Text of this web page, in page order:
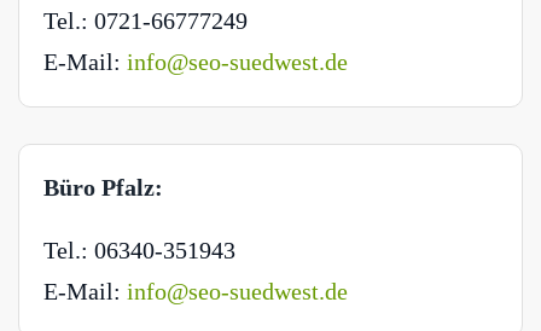
Tel.: 0721-66777249
E-Mail: info@seo-suedwest.de
Büro Pfalz:
Tel.: 06340-351943
E-Mail: info@seo-suedwest.de